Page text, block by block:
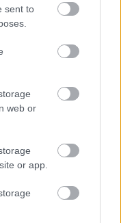
sent to
web or
or app.
που δεν έχετε
προορισμοί
Το φαράγγι
στο Λιβυκό